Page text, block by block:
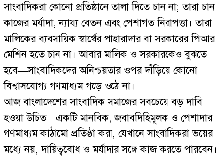
সাংবাদিকরা কোনো প্রতিষ্ঠানে তালা দিতে চান না; তারা চান
কাজের মর্যাদা, ন্যায্য বেতন এবং পেশাগত নিরাপত্তা। তারা
মালিকের ব্যবসায়িক স্বার্থের পাহারাদার বা সরকারের পিআর
মেশিন হতে চান না। আবার মালিক ও সরকারকেও বুঝতে
হবে—সাংবাদিকদের অনিশ্চয়তার ওপর দাঁড়িয়ে কোনো
বিশ্বাসযোগ্য গণমাধ্যম গড়ে ওঠে না।
আজ বাংলাদেশের সাংবাদিক সমাজের সবচেয়ে বড় দাবি
হওয়া উচিত—একটি মানবিক, জবাবদিহিমূলক ও পেশাদার
গণমাধ্যম কাঠামো প্রতিষ্ঠা করা, যেখানে সাংবাদিকরা ভয়ের
মধ্যে নয়, দায়িত্ববোধ ও মর্যাদার সঙ্গে কাজ করতে পারবেন।